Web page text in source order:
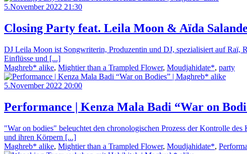
5.November 2022 21:30
Closing Party feat. Leila Moon & Aïda
DJ Leila Moon ist Songwriterin, Produzentin und DJ, spezialisiert auf Raï,
Einflüsse und [...]
Maghreb* alike, Mightier than a Trampled Flower, Moudjahidate*, party
5.November 2022 20:00
Performance | Kenza Mala Badi “War on
"War on bodies" beleuchtet den chronologischen Prozess der Kontrolle
und ihren Körpern [...]
Maghreb* alike, Mightier than a Trampled Flower, Moudjahidate*,